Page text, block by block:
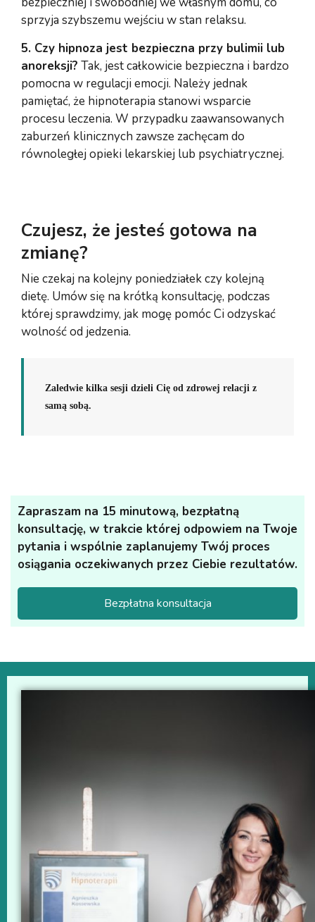
sprzyja szybszemu wejściu w stan relaksu.
5. Czy hipnoza jest bezpieczna przy bulimii lub
anoreksji? Tak, jest całkowicie bezpieczna i bardzo
pomocna w regulacji emocji. Należy jednak
pamiętać, że hipnoterapia stanowi wsparcie
procesu leczenia. W przypadku zaawansowanych
zaburzeń klinicznych zawsze zachęcam do
równoległej opieki lekarskiej lub psychiatrycznej.
Czujesz, że jesteś gotowa na
zmianę?
Nie czekaj na kolejny poniedziałek czy kolejną
dietę. Umów się na krótką konsultację, podczas
której sprawdzimy, jak mogę pomóc Ci odzyskać
wolność od jedzenia.
Zaledwie kilka sesji dzieli Cię od zdrowej relacji z
samą sobą.
Zapraszam na 15 minutową, bezpłatną
konsultację, w trakcie której odpowiem na Twoje
pytania i wspólnie zaplanujemy Twój proces
osiągania oczekiwanych przez Ciebie rezultatów.
Bezpłatna konsultacja